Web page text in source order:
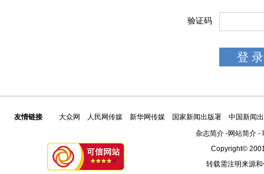
验证码
友情链接 大众网 人民网传媒 新华网传媒 国家新闻出版署
中国新闻
杂志简介 -网站简介 -
Copyright©
转载需注明来源